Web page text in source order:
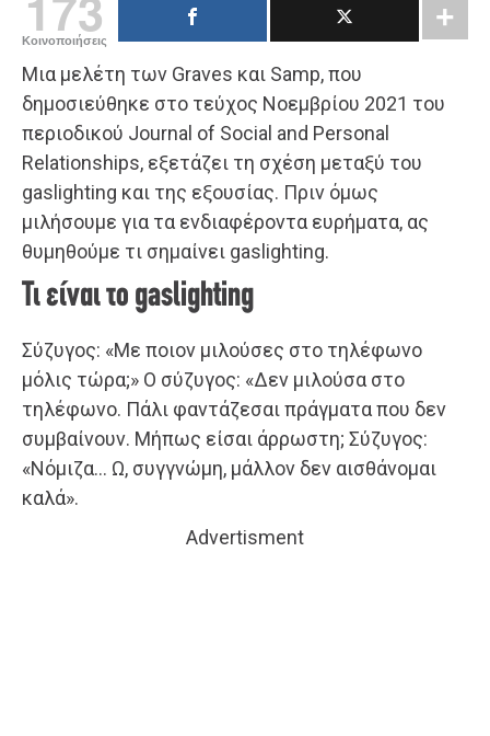
Κοινοποιήσεις
Μια μελέτη των Graves και Samp, που
δημοσιεύθηκε στο τεύχος Νοεμβρίου 2021 του
περιοδικού Journal of Social and Personal
Relationships, εξετάζει τη σχέση μεταξύ του
gaslighting και της εξουσίας. Πριν όμως
μιλήσουμε για τα ενδιαφέροντα ευρήματα, ας
θυμηθούμε τι σημαίνει gaslighting.
Τι είναι το gaslighting
Σύζυγος: «Με ποιον μιλούσες στο τηλέφωνο
μόλις τώρα;» Ο σύζυγος: «Δεν μιλούσα στο
τηλέφωνο. Πάλι φαντάζεσαι πράγματα που δεν
συμβαίνουν. Μήπως είσαι άρρωστη; Σύζυγος:
«Νόμιζα… Ω, συγγνώμη, μάλλον δεν αισθάνομαι
καλά».
Advertisment